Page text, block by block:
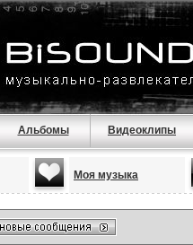
Альбомы Видеоклипы
Моя музыка